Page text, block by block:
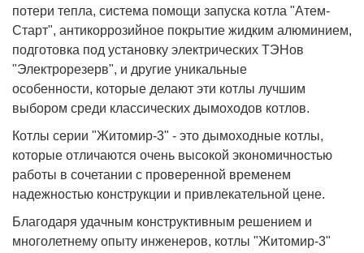
потери тепла, система помощи запуска котла "Атем-
Старт", антикоррозийное покрытие жидким алюминием,
подготовка под установку электрических ТЭНов
"Электрорезерв", и другие уникальные
особенности, которые делают эти котлы лучшим
выбором среди классических дымоходов котлов.
Котлы серии "Житомир-3" - это дымоходные котлы,
которые отличаются очень высокой экономичностью
работы в сочетании с проверенной временем
надежностью конструкции и привлекательной цене.
Благодаря удачным конструктивным решением и
многолетнему опыту инженеров, котлы "Житомир-3"